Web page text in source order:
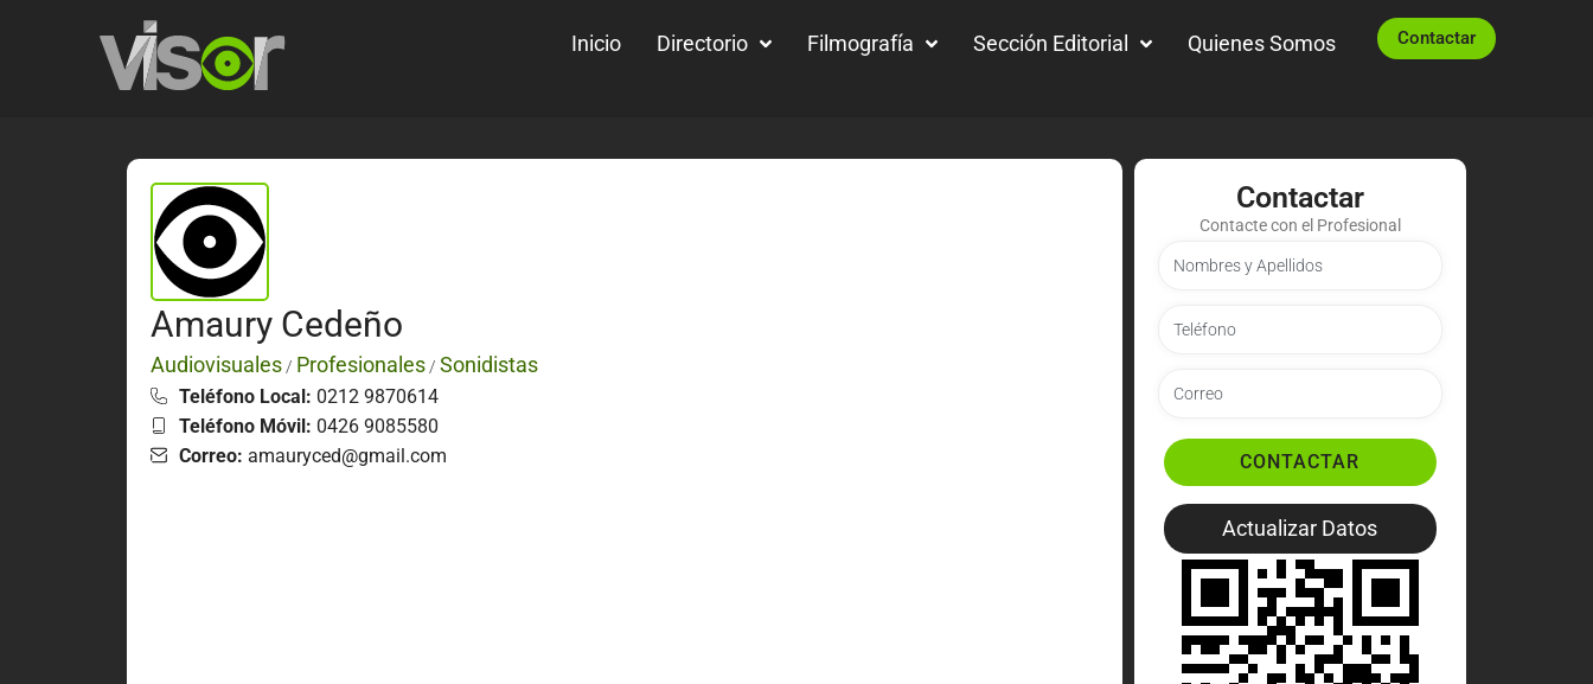
Inicio Directorio Filmografía Sección Editorial Quienes Somos Contactar
Amaury Cedeño
Audiovisuales / Profesionales / Sonidistas
Teléfono Local: 0212 9870614
Teléfono Móvil: 0426 9085580
Correo: amauryced@gmail.com
Contactar
Contacte con el Profesional
CONTACTAR
Actualizar Datos